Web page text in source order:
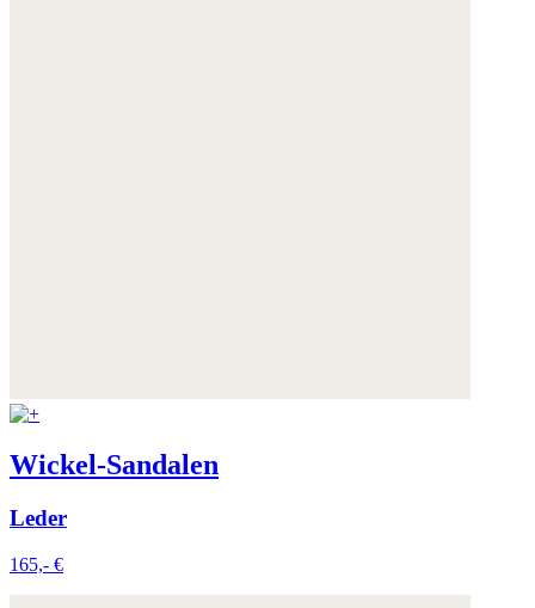
Wickel-Sandalen
Leder
165,- €